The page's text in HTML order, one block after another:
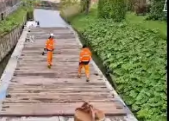
ONZE SPECIALISATIES